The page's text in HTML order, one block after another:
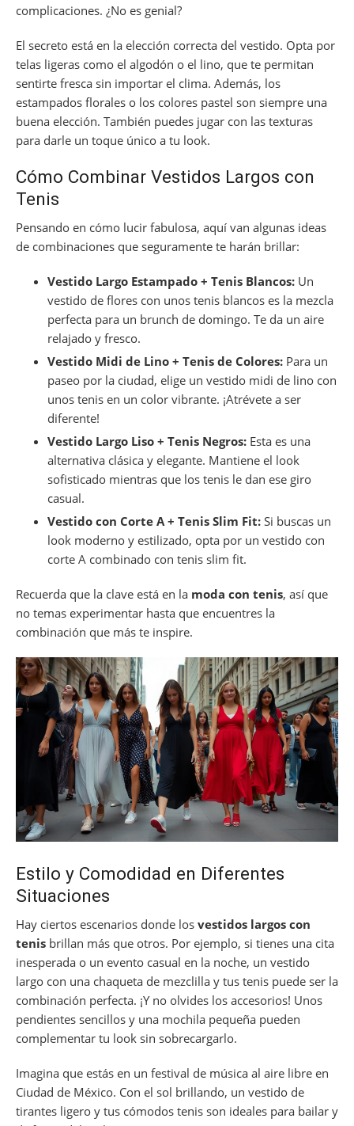
complicaciones. ¿No es genial?
El secreto está en la elección correcta del vestido. Opta por
telas ligeras como el algodón o el lino, que te permitan
sentirte fresca sin importar el clima. Además, los
estampados florales o los colores pastel son siempre una
buena elección. También puedes jugar con las texturas
para darle un toque único a tu look.
Cómo Combinar Vestidos Largos con
Tenis
Pensando en cómo lucir fabulosa, aquí van algunas ideas
de combinaciones que seguramente te harán brillar:
Vestido Largo Estampado + Tenis Blancos: Un
vestido de flores con unos tenis blancos es la mezcla
perfecta para un brunch de domingo. Te da un aire
relajado y fresco.
Vestido Midi de Lino + Tenis de Colores: Para un
paseo por la ciudad, elige un vestido midi de lino con
unos tenis en un color vibrante. ¡Atrévete a ser
diferente!
Vestido Largo Liso + Tenis Negros: Esta es una
alternativa clásica y elegante. Mantiene el look
sofisticado mientras que los tenis le dan ese giro
casual.
Vestido con Corte A + Tenis Slim Fit: Si buscas un
look moderno y estilizado, opta por un vestido con
corte A combinado con tenis slim fit.
Recuerda que la clave está en la moda con tenis, así que
no temas experimentar hasta que encuentres la
combinación que más te inspire.
Estilo y Comodidad en Diferentes
Situaciones
Hay ciertos escenarios donde los vestidos largos con
tenis brillan más que otros. Por ejemplo, si tienes una cita
inesperada o un evento casual en la noche, un vestido
largo con una chaqueta de mezclilla y tus tenis puede ser la
combinación perfecta. ¡Y no olvides los accesorios! Unos
pendientes sencillos y una mochila pequeña pueden
complementar tu look sin sobrecargarlo.
Imagina que estás en un festival de música al aire libre en
Ciudad de México. Con el sol brillando, un vestido de
tirantes ligero y tus cómodos tenis son ideales para bailar y